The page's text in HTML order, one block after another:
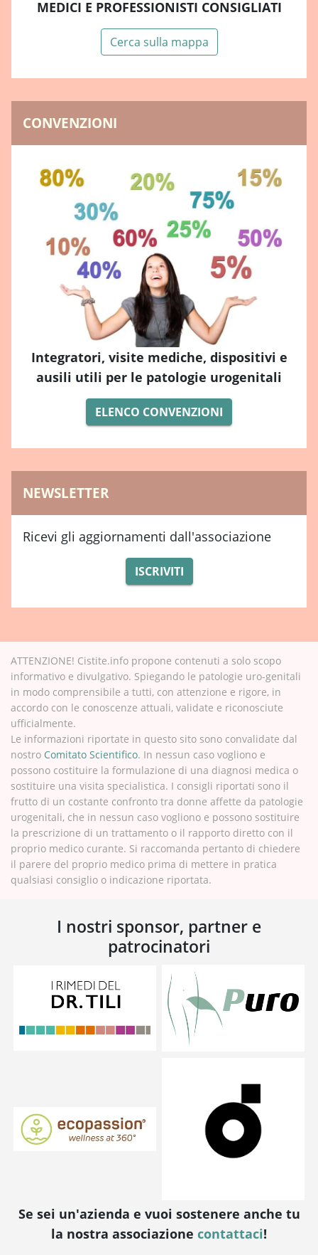
MEDICI E PROFESSIONISTI CONSIGLIATI
Cerca sulla mappa
CONVENZIONI
Integratori, visite mediche, dispositivi e
ausili utili per le patologie urogenitali
ELENCO CONVENZIONI
NEWSLETTER
Ricevi gli aggiornamenti dall'associazione
ISCRIVITI
ATTENZIONE! Cistite.info propone contenuti a solo scopo
informativo e divulgativo. Spiegando le patologie uro-genitali
in modo comprensibile a tutti, con attenzione e rigore, in
accordo con le conoscenze attuali, validate e riconosciute
ufficialmente.
Le informazioni riportate in questo sito sono convalidate dal
nostro Comitato Scientifico. In nessun caso vogliono e
possono costituire la formulazione di una diagnosi medica o
sostituire una visita specialistica. I consigli riportati sono il
frutto di un costante confronto tra donne affette da patologie
urogenitali, che in nessun caso vogliono e possono sostituire
la prescrizione di un trattamento o il rapporto diretto con il
proprio medico curante. Si raccomanda pertanto di chiedere
il parere del proprio medico prima di mettere in pratica
qualsiasi consiglio o indicazione riportata.
I nostri sponsor, partner e
patrocinatori
Se sei un'azienda e vuoi sostenere anche tu
la nostra associazione contattaci!